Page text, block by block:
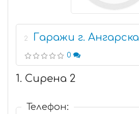
2 Гаражи г. Ангарска
0
1. Сирена 2
Телефон: